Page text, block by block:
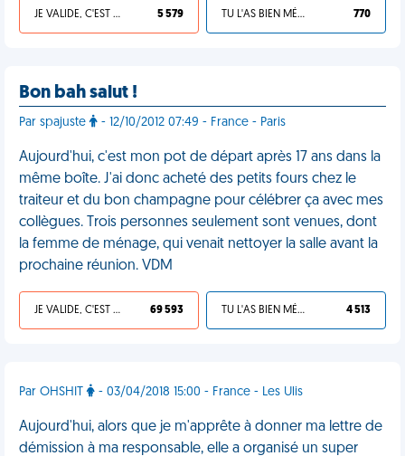
JE VALIDE, C'EST UNE VDM 5 579 TU L'AS BIEN MÉRITÉ 770
Bon bah salut !
Par spajuste - 12/10/2012 07:49 - France - Paris
Aujourd'hui, c'est mon pot de départ après 17 ans dans la
même boîte. J'ai donc acheté des petits fours chez le
traiteur et du bon champagne pour célébrer ça avec mes
collègues. Trois personnes seulement sont venues, dont
la femme de ménage, qui venait nettoyer la salle avant la
prochaine réunion. VDM
JE VALIDE, C'EST UNE VDM 69 593 TU L'AS BIEN MÉRITÉ 4 513
Par OHSHIT - 03/04/2018 15:00 - France - Les Ulis
Aujourd'hui, alors que je m'apprête à donner ma lettre de
démission à ma responsable, elle a organisé un super